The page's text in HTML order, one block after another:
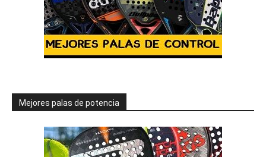
Mejores palas de potencia